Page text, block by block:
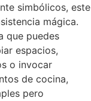
simbólicos, este
mágica.
que puedes
espacios,
o invocar
de cocina,
pero